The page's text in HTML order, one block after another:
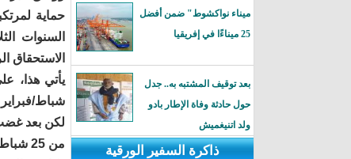
ميناء نواكشوط" ضمن أفضل
25 ميناءًا في إفريقيا
بعد توقيف المشتبه به.. جدل
حول حادثة وفاة الإطار بادو
ولد اتنيغميش
ذاكرة السفير الورقية
حماية
السنوات
الاستحقاق
يأتي هذا،
شباط/
لكن بعد
من 25 شباط/فبراير إلى 15 كانون الأول/ديسمبر غير متوافق مع الدستور.